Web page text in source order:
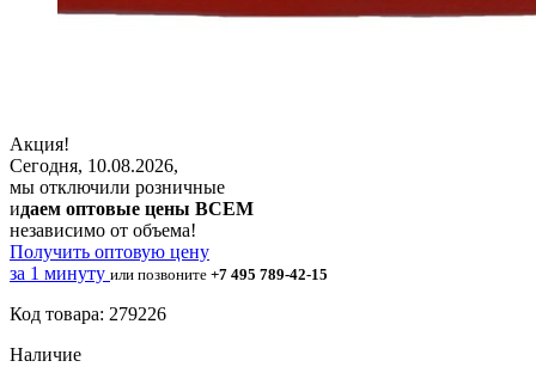
Акция!
Сегодня, 10.08.2026,
мы отключили розничные
идаем оптовые цены ВСЕМ
независимо от объема!
Получить оптовую цену
за 1 минуту или позвоните +7 495 789-42-15
Код товара: 279226
Наличие